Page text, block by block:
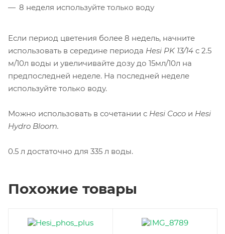
8 неделя используйте только воду
Если период цветения более 8 недель, начните
использовать в середине периода Hesi PK 13/14 с 2.5
м/10л воды и увеличивайте дозу до 15мл/10л на
предпоследней неделе. На последней неделе
используйте только воду.
Можно использовать в сочетании с Hesi Coco и Hesi
Hydro Bloom.
0.5 л достаточно для 335 л воды.
Похожие товары